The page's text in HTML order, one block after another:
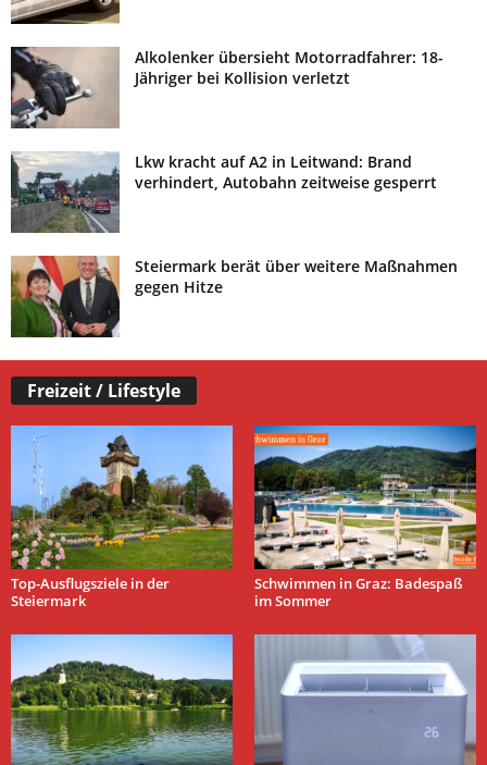
Alkolenker übersieht Motorradfahrer: 18-
Jähriger bei Kollision verletzt
Lkw kracht auf A2 in Leitwand: Brand
verhindert, Autobahn zeitweise gesperrt
Steiermark berät über weitere Maßnahmen
gegen Hitze
Freizeit / Lifestyle
Top-Ausflugsziele in der
Steiermark
Schwimmen in Graz: Badespaß
im Sommer